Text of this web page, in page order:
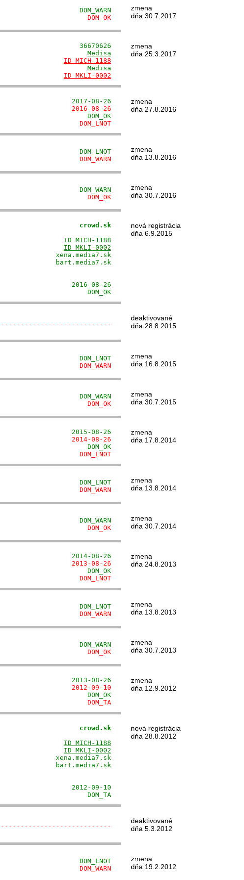
DOM_WARN
DOM_OK
zmena
dňa 30.7.2017
36670626
Medisa
ID MICH-1188
Medisa
ID MKLI-0002
zmena
dňa 25.3.2017
2017-08-26
2016-08-26
DOM_OK
DOM_LNOT
zmena
dňa 27.8.2016
DOM_LNOT
DOM_WARN
zmena
dňa 13.8.2016
DOM_WARN
DOM_OK
zmena
dňa 30.7.2016
crowd.sk
IČO:
ID MICH-1188
ID MKLI-0002
xena.media7.sk
bart.media7.sk
DNS 3:
DNS 4:
2016-08-26
DOM_OK
nová registrácia
dňa 6.9.2015
deaktivované
dňa 28.8.2015
DOM_LNOT
DOM_WARN
zmena
dňa 16.8.2015
DOM_WARN
DOM_OK
zmena
dňa 30.7.2015
2015-08-26
2014-08-26
DOM_OK
DOM_LNOT
zmena
dňa 17.8.2014
DOM_LNOT
DOM_WARN
zmena
dňa 13.8.2014
DOM_WARN
DOM_OK
zmena
dňa 30.7.2014
2014-08-26
2013-08-26
DOM_OK
DOM_LNOT
zmena
dňa 24.8.2013
DOM_LNOT
DOM_WARN
zmena
dňa 13.8.2013
DOM_WARN
DOM_OK
zmena
dňa 30.7.2013
2013-08-26
2012-09-10
DOM_OK
DOM_TA
zmena
dňa 12.9.2012
crowd.sk
IČO:
ID MICH-1188
ID MKLI-0002
xena.media7.sk
bart.media7.sk
DNS 3:
DNS 4:
2012-09-10
DOM_TA
nová registrácia
dňa 28.8.2012
deaktivované
dňa 5.3.2012
DOM_LNOT
DOM_WARN
zmena
dňa 19.2.2012